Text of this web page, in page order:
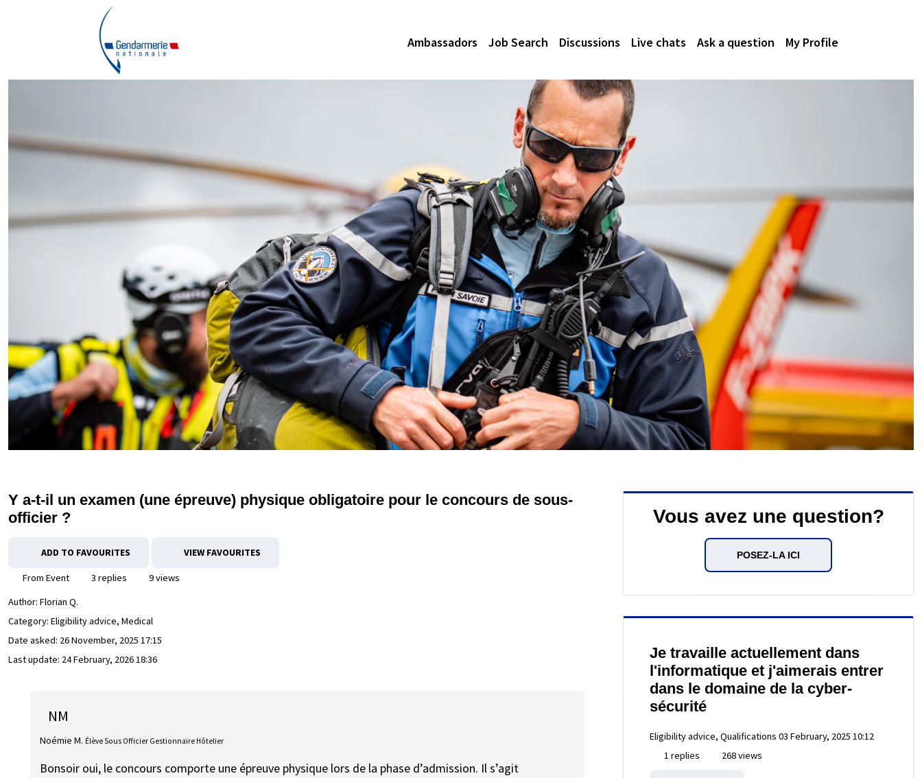
Ambassadors Job Search Discussions Live chats Ask a question My Profile
Y a-t-il un examen (une épreuve) physique obligatoire pour le concours de sous-
officier ?
ADD TO FAVOURITES VIEW FAVOURITES
From Event 3 replies
9 views
Author: Florian Q.
Category: Eligibility advice, Medical
Date asked: 26 November, 2025 17:15
Last update: 24 February, 2026 18:36
NM
Noémie M. Élève Sous Officier Gestionnaire Hôtelier
Bonsoir oui, le concours comporte une épreuve physique lors de la phase d’admission. Il s’agit
Vous avez une question?
POSEZ-LA ICI
Je travaille actuellement dans
l'informatique et j'aimerais entrer
dans le domaine de la cyber-
sécurité
Eligibility advice, Qualifications 03 February, 2025 10:12
1 replies
268 views